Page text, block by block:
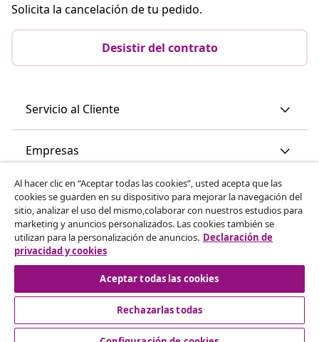
Solicita la cancelación de tu pedido.
Desistir del contrato
Servicio al Cliente
Empresas
vidaXL
Descubre mas
Al hacer clic en “Aceptar todas las cookies”, usted acepta que las
cookies se guarden en su dispositivo para mejorar la navegación del
sitio, analizar el uso del mismo,colaborar con nuestros estudios para
marketing y anuncios personalizados. Las cookies también se
utilizan para la personalización de anuncios. Declaración de
privacidad y cookies
Aceptar todas las cookies
Rechazarlas todas